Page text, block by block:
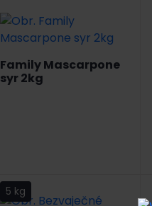
Family Mascarpone
syr 2kg
5 kg